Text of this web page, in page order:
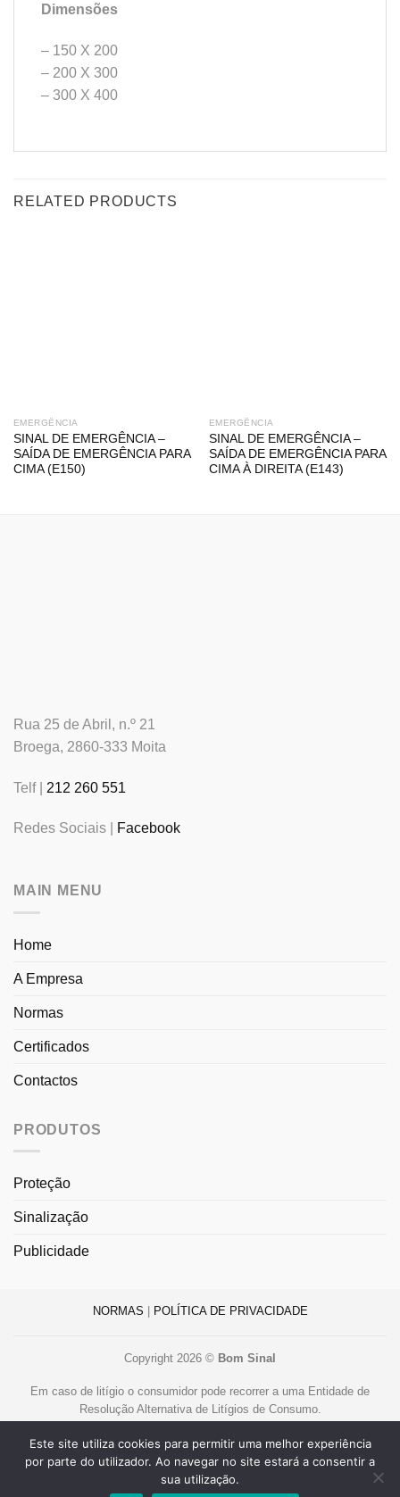
Dimensões
– 150 X 200
– 200 X 300
– 300 X 400
RELATED PRODUCTS
EMERGÊNCIA
SINAL DE EMERGÊNCIA –
SAÍDA DE EMERGÊNCIA PARA
CIMA (E150)
EMERGÊNCIA
SINAL DE EMERGÊNCIA –
SAÍDA DE EMERGÊNCIA PARA
CIMA À DIREITA (E143)
Rua 25 de Abril, n.º 21
Broega, 2860-333 Moita
Telf | 212 260 551
Redes Sociais | Facebook
MAIN MENU
Home
A Empresa
Normas
Certificados
Contactos
PRODUTOS
Proteção
Sinalização
Publicidade
NORMAS POLÍTICA DE PRIVACIDADE
Copyright 2026 © Bom Sinal
Em caso de litígio o consumidor pode recorrer a uma Entidade de
Resolução Alternativa de Litígios de Consumo.
www.centroarbitragemlisboa.pt.
Mais informações em Portal do Consumidorwww.consumidor.pt
Este site utiliza cookies para permitir uma melhor experiência
por parte do utilizador. Ao navegar no site estará a consentir a
sua utilização.